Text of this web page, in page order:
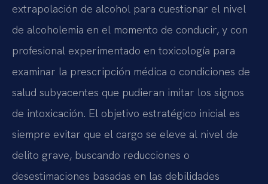
extrapolación de alcohol para cuestionar el nivel
de alcoholemia en el momento de conducir, y con
profesional experimentado en toxicología para
examinar la prescripción médica o condiciones de
salud subyacentes que pudieran imitar los signos
de intoxicación. El objetivo estratégico inicial es
siempre evitar que el cargo se eleve al nivel de
delito grave, buscando reducciones o
desestimaciones basadas en las debilidades